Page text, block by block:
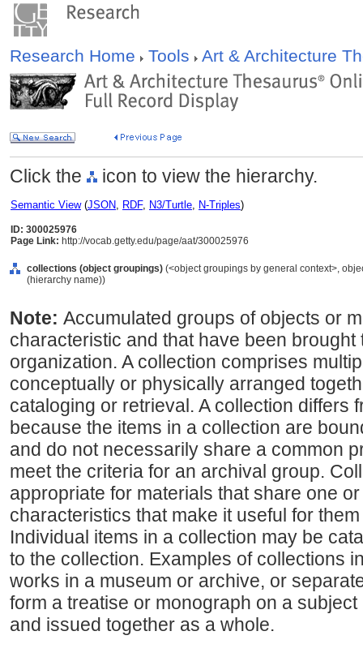
Research Home Tools Art & Architecture
Click the icon to view the hierarchy.
Semantic View(JSON, RDF, N3/Turtle, N-Triples)
ID: 300025976
Page Link: http://vocab.getty.edu/page/aat/300025976
collections (object groupings) (<object groupings by general context>,
(hierarchy name))
Note: Accumulated groups of objects or
characteristic and that have been
organization. A collection comprises
conceptually or physically arranged
cataloging or retrieval. A collection differs
because the items in a collection are
and do not necessarily share a common
meet the criteria for an archival group.
appropriate for materials that share one
characteristics that make it useful for
Individual items in a collection may be
to the collection. Examples of collections
works in a museum or archive, or
form a treatise or monograph on a
and issued together as a whole.